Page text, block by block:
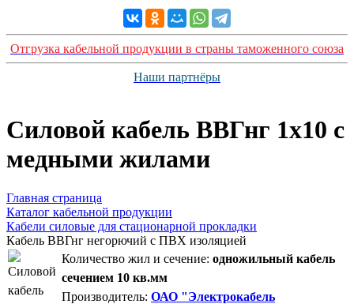
Отгрузка кабельной продукции в страны таможенного союза
Наши партнёры
Силовой кабель ВВГнг 1х10 с
медными жилами
Главная страница
Каталог кабельной продукции
Кабели силовые для стационарной прокладки
Кабель ВВГнг негорючий с ПВХ изоляцией
Количество жил и сечение: одножильный кабель
сечением 10 кв.мм
Производитель: ОАО "Электрокабель